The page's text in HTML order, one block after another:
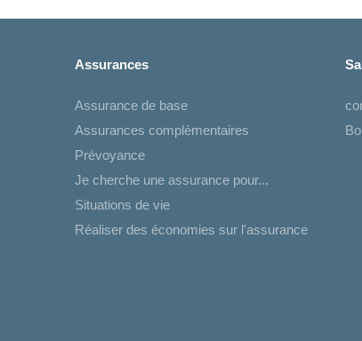
Assurances
Assurance de base
Assurances complémentaires
Prévoyance
Je cherche une assurance pour...
Situations de vie
Réaliser des économies sur l'assurance